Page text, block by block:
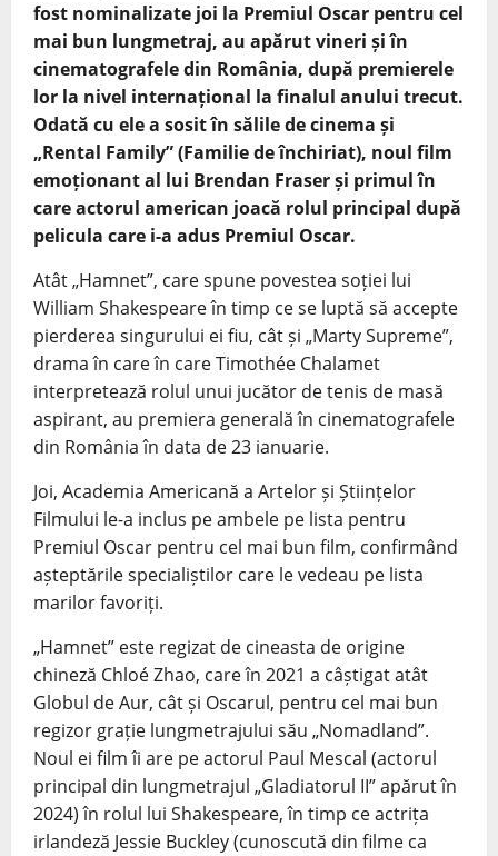
fost nominalizate joi la Premiul Oscar pentru cel
mai bun lungmetraj, au apărut vineri și în
cinematografele din România, după premierele
lor la nivel internațional la finalul anului trecut.
Odată cu ele a sosit în sălile de cinema și
„Rental Family” (Familie de închiriat), noul film
emoționant al lui Brendan Fraser și primul în
care actorul american joacă rolul principal după
pelicula care i-a adus Premiul Oscar.
Atât „Hamnet”, care spune povestea soției lui
William Shakespeare în timp ce se luptă să accepte
pierderea singurului ei fiu, cât și „Marty Supreme”,
drama în care în care Timothée Chalamet
interpretează rolul unui jucător de tenis de masă
aspirant, au premiera generală în cinematografele
din România în data de 23 ianuarie.
Joi, Academia Americană a Artelor și Științelor
Filmului le-a inclus pe ambele pe lista pentru
Premiul Oscar pentru cel mai bun film, confirmând
așteptările specialiștilor care le vedeau pe lista
marilor favoriți.
„Hamnet” este regizat de cineasta de origine
chineză Chloé Zhao, care în 2021 a câștigat atât
Globul de Aur, cât și Oscarul, pentru cel mai bun
regizor grație lungmetrajului său „Nomadland”.
Noul ei film îi are pe actorul Paul Mescal (actorul
principal din lungmetrajul „Gladiatorul II” apărut în
2024) în rolul lui Shakespeare, în timp ce actrița
irlandeză Jessie Buckley (cunoscută din filme ca